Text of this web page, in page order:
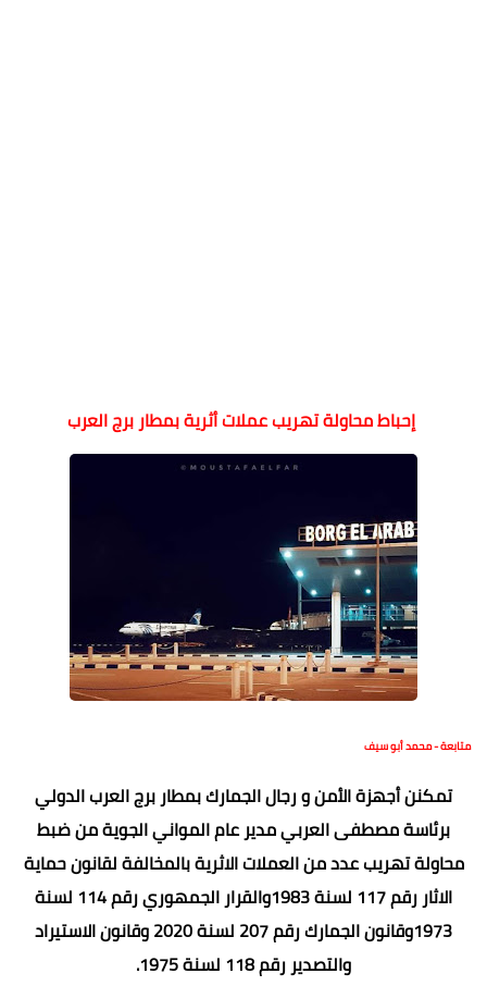
إحباط محاولة تهريب عملات أثرية بمطار برج العرب
متابعة - محمد أبو سيف
تمكنن أجهزة الأمن و رجال الجمارك بمطار برج العرب الدولي
برئاسة مصطفى العربي مدير عام المواني الجوية من ضبط
محاولة تهريب عدد من العملات الاثرية بالمخالفة لقانون حماية
الاثار رقم 117 لسنة 1983والقرار الجمهوري رقم 114 لسنة
1973وقانون الجمارك رقم 207 لسنة 2020 وقانون الاستيراد
والتصدير رقم 118 لسنة 1975.